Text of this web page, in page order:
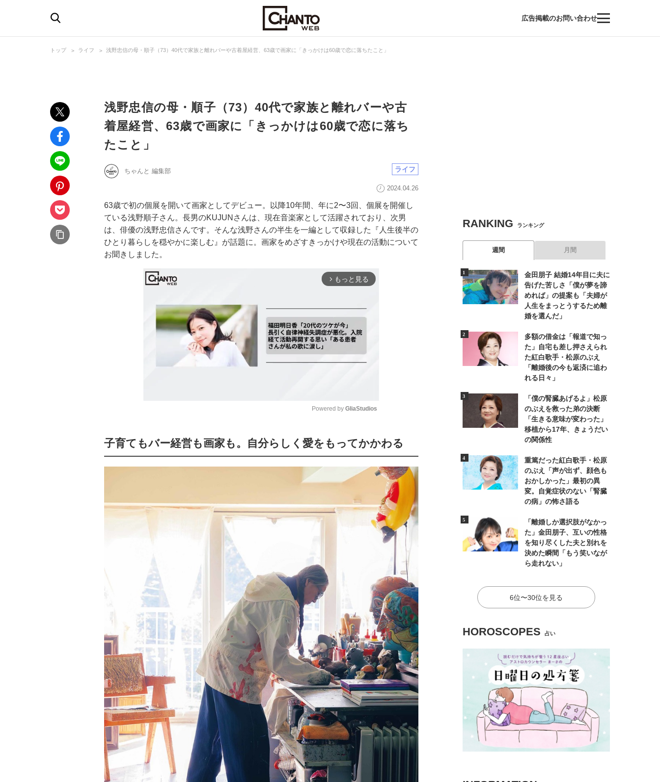
広告掲載のお問い合わせ
トップ ライフ 浅野忠信の母・順子（73）40代で家族と離れバーや古着屋経営、63歳で画家に「きっかけは60歳で恋に落ちたこと」
浅野忠信の母・順子（73）40代で家族と離れバーや古
着屋経営、63歳で画家に「きっかけは60歳で恋に落ち
たこと」
ちゃんと 編集部 ライフ
2024.04.26
63歳で初の個展を開いて画家としてデビュー。以降10年間、年に2〜3回、個展を開催し
ている浅野順子さん。長男のKUJUNさんは、現在音楽家として活躍されており、次男
は、俳優の浅野忠信さんです。そんな浅野さんの半生を一編として収録した『人生後半の
ひとり暮らしを穏やかに楽しむ』が話題に。画家をめざすきっかけや現在の活動について
お聞きしました。
arrow_forward_ios もっと見る
Powered by GliaStudios
子育てもバー経営も画家も。自分らしく愛をもってかかわる
RANKING ランキング
週間 月間
金田朋子 結婚14年目に夫に
告げた苦しさ「僕が夢を諦
めれば」の提案も「夫婦が
人生をまっとうするため離
婚を選んだ」
多額の借金は「報道で知っ
た」自宅も差し押さえられ
た紅白歌手・松原のぶえ
「離婚後の今も返済に追わ
れる日々」
「僕の腎臓あげるよ」松原
のぶえを救った弟の決断
「生きる意味が変わった」
移植から17年、きょうだい
の関係性
重篤だった紅白歌手・松原
のぶえ「声が出ず、顔色も
おかしかった」最初の異
変。自覚症状のない「腎臓
の病」の怖さ語る
「離婚しか選択肢がなかっ
た」金田朋子、互いの性格
を知り尽くした夫と別れを
決めた瞬間「もう笑いなが
ら走れない」
6位〜30位を見る
HOROSCOPES 占い